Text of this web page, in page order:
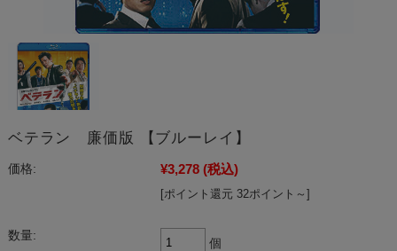
ベテラン 廉価版 【ブルーレイ】
価格: ¥3,278 (税込)
[ポイント還元 32ポイント～]
数量:
個